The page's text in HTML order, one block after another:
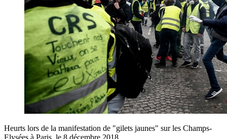
Heurts lors de la manifestation de "gilets jaunes" sur les Champs-
Elysées à Paris, le 8 décembre 2018